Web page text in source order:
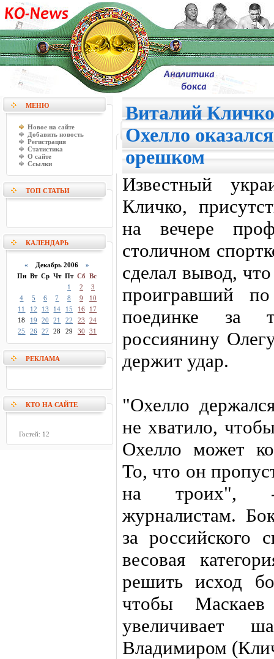
МЕНЮ
Новое на сайте
Добавить новость
Регистрация
Статистика
О сайте
Ссылки
ТОП СТАТЬИ
КАЛЕНДАРЬ
« Декабрь 2006 »
Пн Вт Ср Чт Пт Сб Вс
1
2
3
4
5 6 7 8 9
10
11
12 13 14 15 16
17
18
19 20 21 22 23
24
25
26 27 28 29 30 31
РЕКЛАМА
КТО НА САЙТЕ
Гостей: 12
Виталий Кличко
Охелло
орешком
Известный
Кличко,
на вечере
столичном
сделал вывод,
проигравший
поединке за
россиянину
держит удар.
"Охелло
не хватило,
Охелло может
То, что он
на троих", -
журналистам.
за российского
весовая
решить исход
чтобы
увеличивает
Владимиром